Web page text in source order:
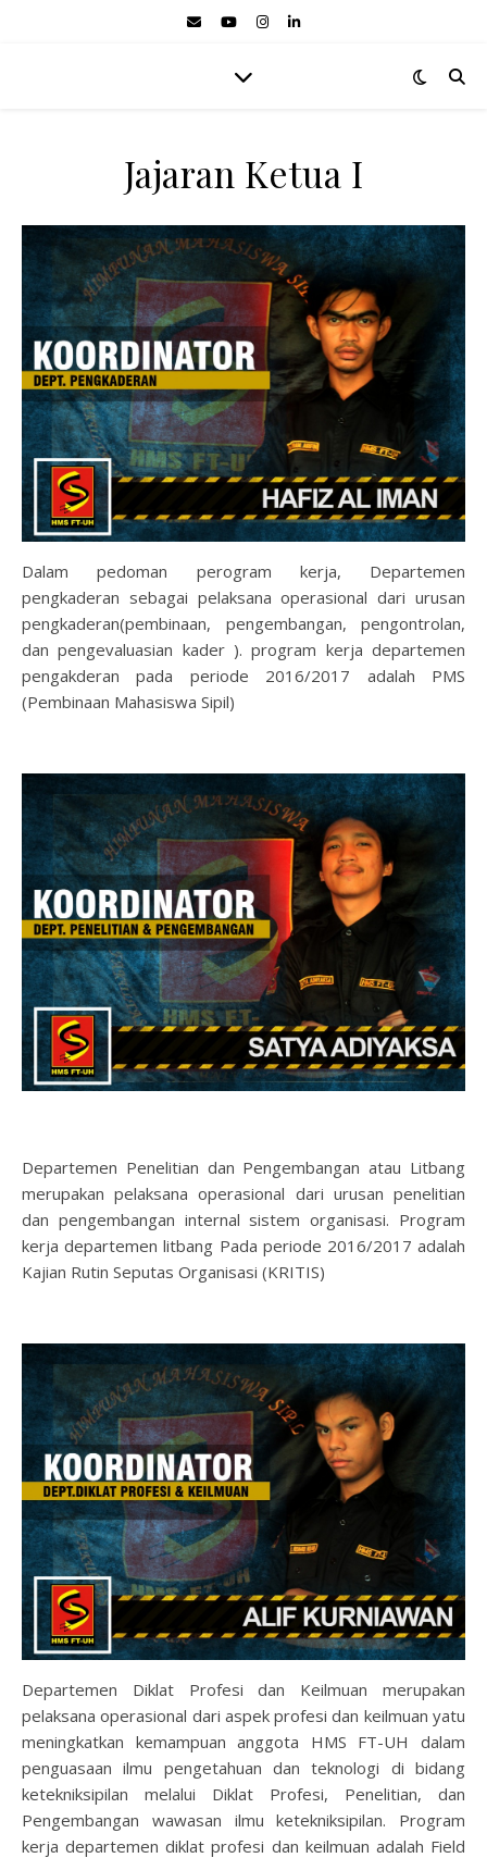
Jajaran Ketua I
Dalam pedoman perogram kerja, Departemen
pengkaderan sebagai pelaksana operasional dari urusan
pengkaderan(pembinaan, pengembangan, pengontrolan,
dan pengevaluasian kader ). program kerja departemen
pengakderan pada periode 2016/2017 adalah PMS
(Pembinaan Mahasiswa Sipil)
Departemen Penelitian dan Pengembangan atau Litbang
merupakan pelaksana operasional dari urusan penelitian
dan pengembangan internal sistem organisasi. Program
kerja departemen litbang Pada periode 2016/2017 adalah
Kajian Rutin Seputas Organisasi (KRITIS)
Departemen Diklat Profesi dan Keilmuan merupakan
pelaksana operasional dari aspek profesi dan keilmuan yatu
meningkatkan kemampuan anggota HMS FT-UH dalam
penguasaan ilmu pengetahuan dan teknologi di bidang
ketekniksipilan melalui Diklat Profesi, Penelitian, dan
Pengembangan wawasan ilmu ketekniksipilan. Program
kerja departemen diklat profesi dan keilmuan adalah Field